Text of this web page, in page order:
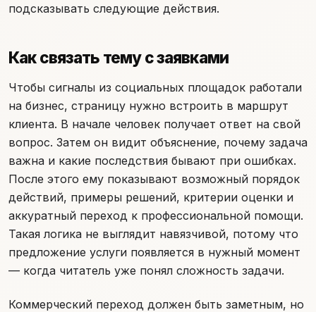
подсказывать следующие действия.
Как связать тему с заявками
Чтобы сигналы из социальных площадок работали
на бизнес, страницу нужно встроить в маршрут
клиента. В начале человек получает ответ на свой
вопрос. Затем он видит объяснение, почему задача
важна и какие последствия бывают при ошибках.
После этого ему показывают возможный порядок
действий, примеры решений, критерии оценки и
аккуратный переход к профессиональной помощи.
Такая логика не выглядит навязчивой, потому что
предложение услуги появляется в нужный момент
— когда читатель уже понял сложность задачи.
Коммерческий переход должен быть заметным, но